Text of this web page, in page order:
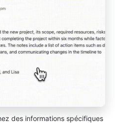
des informations spécifiques